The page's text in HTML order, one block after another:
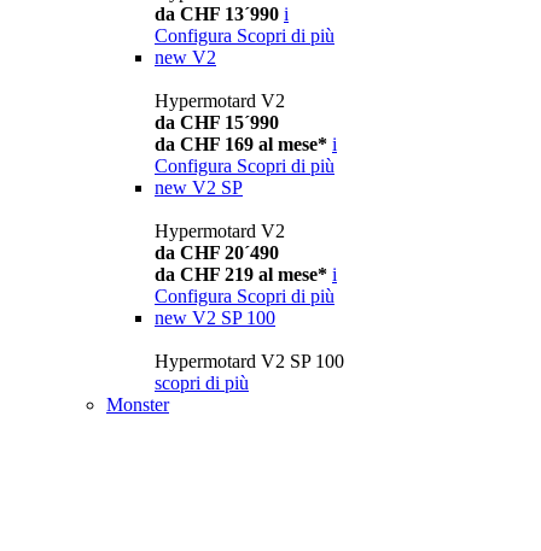
da CHF 13´990 i
Configura Scopri di più
new V2
Hypermotard V2
da CHF 15´990
da CHF 169 al mese* i
Configura Scopri di più
new V2 SP
Hypermotard V2
da CHF 20´490
da CHF 219 al mese* i
Configura Scopri di più
new V2 SP 100
Hypermotard V2 SP 100
scopri di più
Monster